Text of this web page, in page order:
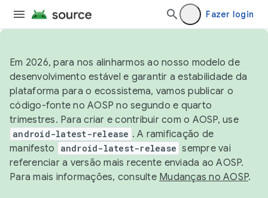
Fazer login
Em 2026, para nos alinharmos ao nosso modelo de
desenvolvimento estável e garantir a estabilidade da
plataforma para o ecossistema, vamos publicar o
código-fonte no AOSP no segundo e quarto
trimestres. Para criar e contribuir com o AOSP, use
android-latest-release . A ramificação de
manifesto
android-latest-release sempre vai
referenciar a versão mais recente enviada ao AOSP.
Para mais informações, consulte Mudanças no AOSP.